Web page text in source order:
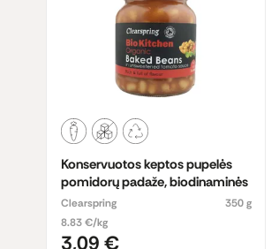
Konservuotos keptos pupelės
pomidorų padaže, biodinaminės
Clearspring
350 g
8.83 €/kg
3,09 €